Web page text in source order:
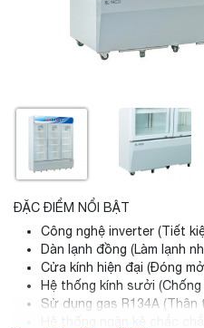
ĐẶC ĐIỂM NỔI BẬT
Công nghệ inverter (Tiết
Dàn lạnh đồng (Làm lạnh
Cửa kính hiện đại (Đóng
Hệ thống kính sưởi
Sử dụng gas R134A